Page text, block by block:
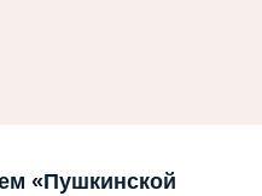
«Пушкинской